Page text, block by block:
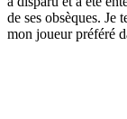
de ses obsèques. Je
mon joueur préféré